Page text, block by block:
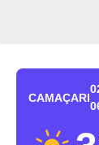
CAMAÇARI